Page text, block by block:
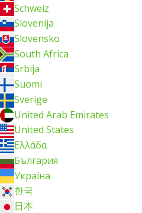
Schweiz
Slovenija
Slovensko
South Africa
Srbija
Suomi
Sverige
United Arab Emirates
United States
Ελλάδα
България
Україна
한국
日本